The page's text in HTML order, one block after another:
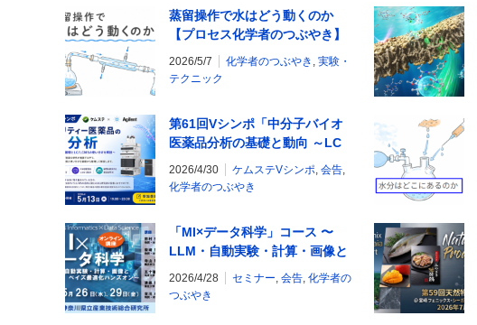
蒸留操作で水はどう動くのか
【プロセス化学者のつぶやき】
2026/5/7 化学者のつぶやき , 実験・
テクニック
第61回Vシンポ「中分子バイオ
医薬品分析の基礎と動向 ～LC
からLC/MSまで、研究現場ある
あるとその対処～」を開催しま
2026/4/30 ケムステVシンポ, 会告,
化学者のつぶやき
「MI×データ科学」コース 〜
LLM・自動実験・計算・画像と
ベイズ最適化ハンズオン〜
2026/4/28 セミナー, 会告, 化学者の
つぶやき